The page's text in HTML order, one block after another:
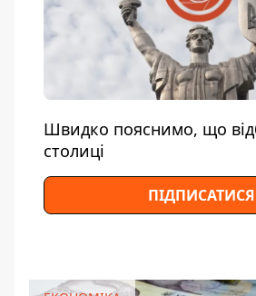
Швидко пояснимо, що
столиці